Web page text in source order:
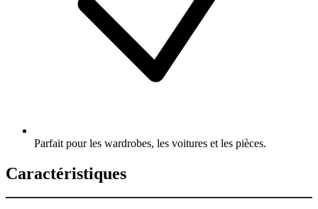
Parfait pour les wardrobes, les voitures et les pièces.
Caractéristiques